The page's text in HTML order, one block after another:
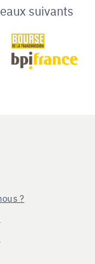
suivants
?